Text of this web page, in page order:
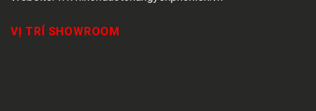
VỊ TRÍ SHOWROOM